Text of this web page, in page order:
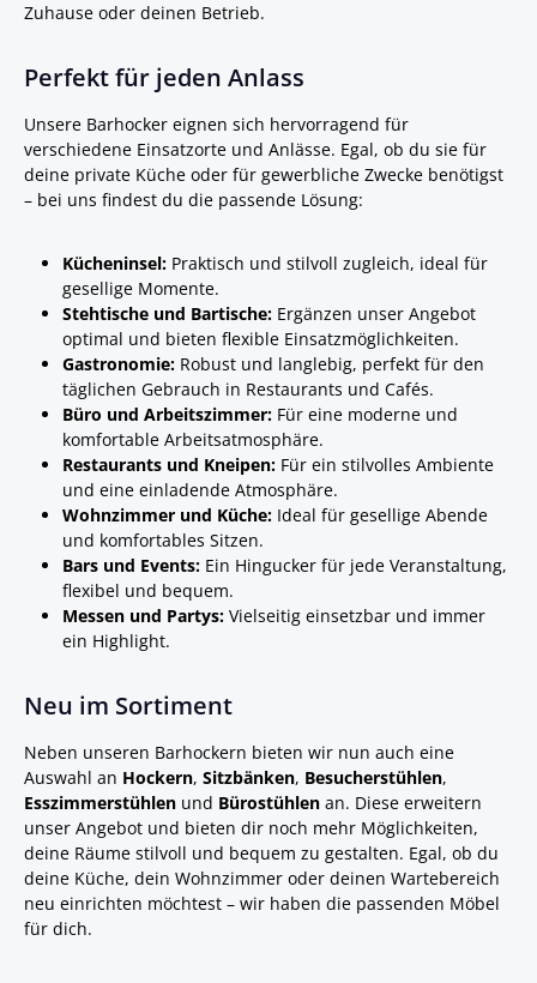
Zuhause oder deinen Betrieb.
Perfekt für jeden Anlass
Unsere Barhocker eignen sich hervorragend für
verschiedene Einsatzorte und Anlässe. Egal, ob du sie für
deine private Küche oder für gewerbliche Zwecke benötigst
– bei uns findest du die passende Lösung:
Kücheninsel: Praktisch und stilvoll zugleich, ideal für
gesellige Momente.
Stehtische und Bartische: Ergänzen unser Angebot
optimal und bieten flexible Einsatzmöglichkeiten.
Gastronomie: Robust und langlebig, perfekt für den
täglichen Gebrauch in Restaurants und Cafés.
Büro und Arbeitszimmer: Für eine moderne und
komfortable Arbeitsatmosphäre.
Restaurants und Kneipen: Für ein stilvolles Ambiente
und eine einladende Atmosphäre.
Wohnzimmer und Küche: Ideal für gesellige Abende
und komfortables Sitzen.
Bars und Events: Ein Hingucker für jede Veranstaltung,
flexibel und bequem.
Messen und Partys: Vielseitig einsetzbar und immer
ein Highlight.
Neu im Sortiment
Neben unseren Barhockern bieten wir nun auch eine
Auswahl an Hockern, Sitzbänken, Besucherstühlen,
Esszimmerstühlen und Bürostühlen an. Diese erweitern
unser Angebot und bieten dir noch mehr Möglichkeiten,
deine Räume stilvoll und bequem zu gestalten. Egal, ob du
deine Küche, dein Wohnzimmer oder deinen Wartebereich
neu einrichten möchtest – wir haben die passenden Möbel
für dich.